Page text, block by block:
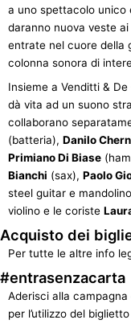
a uno spettacolo unico
daranno nuova veste
entrate nel cuore della
colonna sonora di
Insieme a Venditti &
dà vita ad un suono
collaborano
(batteria), Danilo
Primiano Di Biase
Bianchi (sax), Paolo
steel guitar e
violino e le coriste
Acquisto dei
Per tutte le altre info
#entrasenzacarta
Aderisci alla
per l’utilizzo del